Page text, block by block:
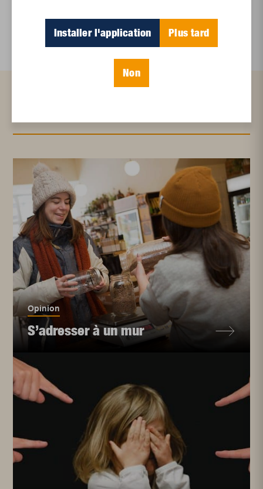
Le sommeil, nouveau défi de santé publique
Opinion
S’adresser à un mur
Installer l'application Plus tard
Non